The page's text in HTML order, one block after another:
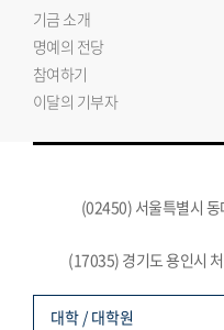
기금 소개
명예의 전당
참여하기
이달의 기부자
(02450) 서울특별시
(17035) 경기도 용인시
대학 / 대학원